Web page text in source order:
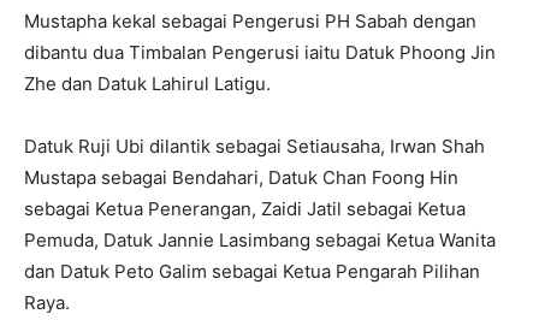
Mustapha kekal sebagai Pengerusi PH Sabah dengan
dibantu dua Timbalan Pengerusi iaitu Datuk Phoong Jin
Zhe dan Datuk Lahirul Latigu.
Datuk Ruji Ubi dilantik sebagai Setiausaha, Irwan Shah
Mustapa sebagai Bendahari, Datuk Chan Foong Hin
sebagai Ketua Penerangan, Zaidi Jatil sebagai Ketua
Pemuda, Datuk Jannie Lasimbang sebagai Ketua Wanita
dan Datuk Peto Galim sebagai Ketua Pengarah Pilihan
Raya.